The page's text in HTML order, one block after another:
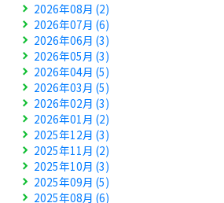
2026年08月 (2)
2026年07月 (6)
2026年06月 (3)
2026年05月 (3)
2026年04月 (5)
2026年03月 (5)
2026年02月 (3)
2026年01月 (2)
2025年12月 (3)
2025年11月 (2)
2025年10月 (3)
2025年09月 (5)
2025年08月 (6)